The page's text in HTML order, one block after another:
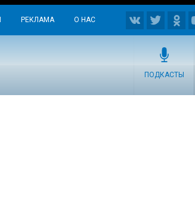
РЕКЛАМА О НАС
ПОДКАСТЫ